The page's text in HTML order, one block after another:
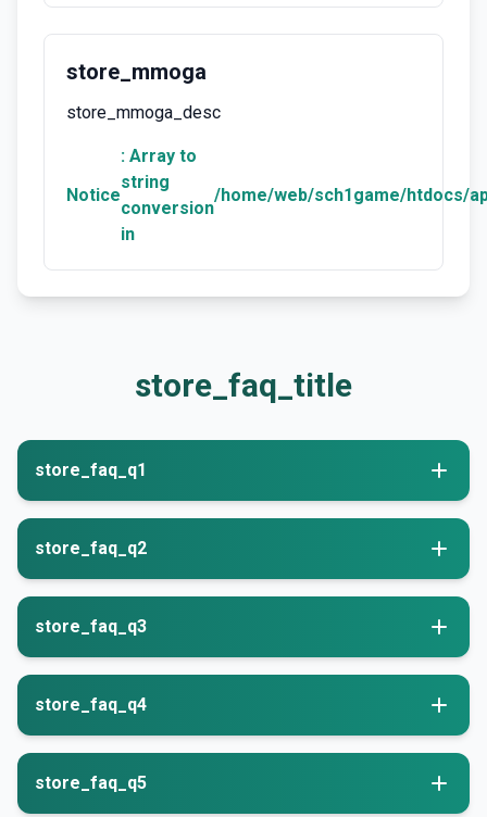
store_mmoga
store_mmoga_desc
Notice
: Array to
string
conversion
in
/home/web/sch1game/htdocs/
store_faq_title
store_faq_q1
store_faq_q2
store_faq_q3
store_faq_q4
store_faq_q5